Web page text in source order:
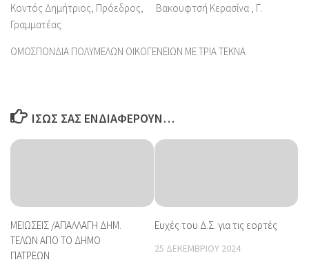
Κοντός Δημήτριος, Πρόεδρος, Βακουφτσή Κερασίνα , Γ.
Γραμματέας
ΟΜΟΣΠΟΝΔΙΑ ΠΟΛΥΜΕΛΩΝ ΟΙΚΟΓΕΝΕΙΩΝ ΜΕ ΤΡΙΑ ΤΕΚΝΑ
ΊΣΩΣ ΣΑΣ ΕΝΔΙΑΦΈΡΟΥΝ…
MEIΩΣΕΙΣ /ΑΠΑΛΛΑΓΗ ΔΗΜ.
ΤΕΛΩΝ ΑΠΟ ΤΟ ΔΗΜΟ
ΠΑΤΡΕΩΝ
Ευχές του Δ.Σ. για τις εορτές
25 ΔΕΚΕΜΒΡΊΟΥ 2024